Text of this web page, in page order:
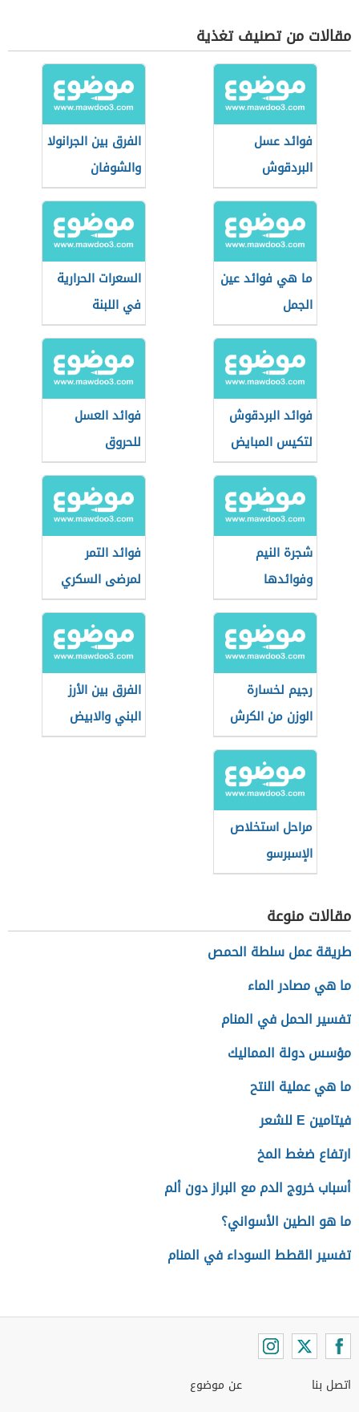
مقالات من تصنيف تغذية
فوائد عسل
البردقوش
الفرق بين الجرانولا
والشوفان
ما هي فوائد عين
الجمل
السعرات الحرارية
في اللبنة
فوائد البردقوش
لتكيس المبايض
فوائد العسل
للحروق
شجرة النيم
وفوائدها
فوائد التمر
لمرضى السكري
رجيم لخسارة
الوزن من الكرش
والأرداف
الفرق بين الأرز
البني والابيض
مراحل استخلاص
الإسبرسو
مقالات منوعة
طريقة عمل سلطة الحمص
ما هي مصادر الماء
تفسير الحمل في المنام
مؤسس دولة المماليك
ما هي عملية النتح
فيتامين E للشعر
ارتفاع ضغط المخ
أسباب خروج الدم مع البراز دون ألم
ما هو الطين الأسواني؟
تفسير القطط السوداء في المنام
اتصل بنا
عن موضوع